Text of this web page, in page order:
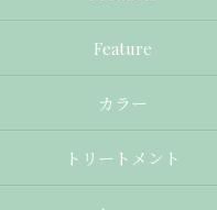
Feature
カラー
トリートメント